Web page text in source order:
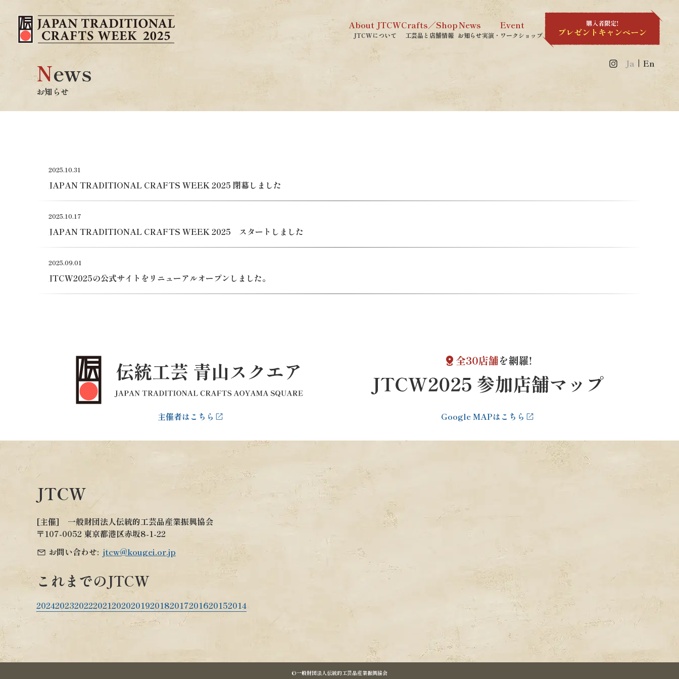
About JTCW
JTCWについて
Crafts／Shop
工芸品と店舗情報
News
お知らせ
Event
実演・ワークショップ
Ja En
News
お知らせ
2025.10.31
JAPAN TRADITIONAL CRAFTS WEEK 2025 閉幕しました
2025.10.17
JAPAN TRADITIONAL CRAFTS WEEK 2025 スタートしました
2025.09.01
JTCW2025の公式サイトをリニューアルオープンしました。
主催者はこちら Google MAPはこちら
JTCW
[主催] 一般財団法人伝統的工芸品産業振興協会
〒107-0052 東京都港区赤坂8-1-22
お問い合わせ: jtcw@kougei.or.jp
これまでのJTCW
20242023202220212020201920182017201620152014
©一般財団法人伝統的工芸品産業振興協会